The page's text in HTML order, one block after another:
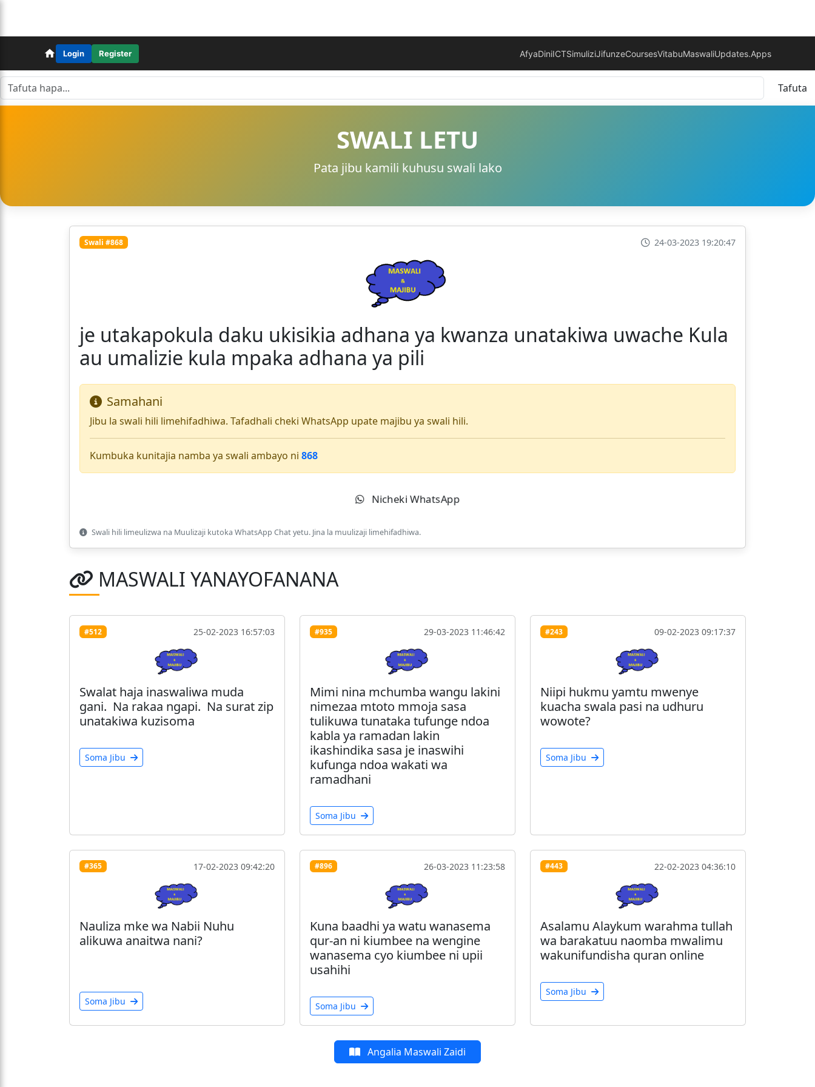
Login Register AfyaDiniICTSimuliziJifunzeCoursesVitabuMaswaliUpdates.Apps
Tafuta
SWALI LETU
Pata jibu kamili kuhusu swali lako
Swali #868 24-03-2023 19:20:47
je utakapokula daku ukisikia adhana ya kwanza unatakiwa uwache Kula
au umalizie kula mpaka adhana ya pili
Samahani
Jibu la swali hili limehifadhiwa. Tafadhali cheki WhatsApp upate majibu ya swali hili.
Kumbuka kunitajia namba ya swali ambayo ni 868
Nicheki WhatsApp
Swali hili limeulizwa na Muulizaji kutoka WhatsApp Chat yetu. Jina la muulizaji limehifadhiwa.
MASWALI YANAYOFANANA
#512 25-02-2023 16:57:03
Swalat haja inaswaliwa muda
gani. Na rakaa ngapi. Na surat zip
unatakiwa kuzisoma
Soma Jibu
#935 29-03-2023 11:46:42
Mimi nina mchumba wangu lakini
nimezaa mtoto mmoja sasa
tulikuwa tunataka tufunge ndoa
kabla ya ramadan lakin
ikashindika sasa je inaswihi
kufunga ndoa wakati wa
ramadhani
Soma Jibu
#243 09-02-2023 09:17:37
Niipi hukmu yamtu mwenye
kuacha swala pasi na udhuru
wowote?
Soma Jibu
#365 17-02-2023 09:42:20
Nauliza mke wa Nabii Nuhu
alikuwa anaitwa nani?
Soma Jibu
#896 26-03-2023 11:23:58
Kuna baadhi ya watu wanasema
qur-an ni kiumbee na wengine
wanasema cyo kiumbee ni upii
usahihi
Soma Jibu
#443 22-02-2023 04:36:10
Asalamu Alaykum warahma tullah
wa barakatuu naomba mwalimu
wakunifundisha quran online
Soma Jibu
Angalia Maswali Zaidi